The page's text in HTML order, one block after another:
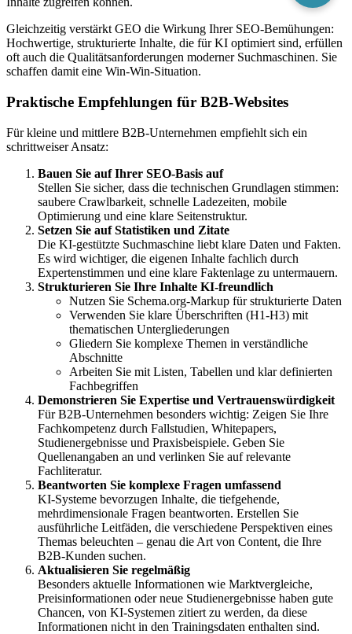
Gleichzeitig verstärkt GEO die Wirkung Ihrer SEO-Bemühungen:
Hochwertige, strukturierte Inhalte, die für KI optimiert sind, erfüllen
oft auch die Qualitätsanforderungen moderner Suchmaschinen. Sie
schaffen damit eine Win-Win-Situation.
Praktische Empfehlungen für B2B-Websites
Für kleine und mittlere B2B-Unternehmen empfiehlt sich ein
schrittweiser Ansatz:
Bauen Sie auf Ihrer SEO-Basis auf
Stellen Sie sicher, dass die technischen Grundlagen stimmen:
saubere Crawlbarkeit, schnelle Ladezeiten, mobile
Optimierung und eine klare Seitenstruktur.
Setzen Sie auf Statistiken und Zitate
Die KI-gestützte Suchmaschine liebt klare Daten und Fakten.
Es wird wichtiger, die eigenen Inhalte fachlich durch
Expertenstimmen und eine klare Faktenlage zu untermauern.
Strukturieren Sie Ihre Inhalte KI-freundlich
Nutzen Sie Schema.org-Markup für strukturierte Daten
Verwenden Sie klare Überschriften (H1-H3) mit
thematischen Untergliederungen
Gliedern Sie komplexe Themen in verständliche
Abschnitte
Arbeiten Sie mit Listen, Tabellen und klar definierten
Fachbegriffen
Demonstrieren Sie Expertise und Vertrauenswürdigkeit
Für B2B-Unternehmen besonders wichtig: Zeigen Sie Ihre
Fachkompetenz durch Fallstudien, Whitepapers,
Studienergebnisse und Praxisbeispiele. Geben Sie
Quellenangaben an und verlinken Sie auf relevante
Fachliteratur.
Beantworten Sie komplexe Fragen umfassend
KI-Systeme bevorzugen Inhalte, die tiefgehende,
mehrdimensionale Fragen beantworten. Erstellen Sie
ausführliche Leitfäden, die verschiedene Perspektiven eines
Themas beleuchten – genau die Art von Content, die Ihre
B2B-Kunden suchen.
Aktualisieren Sie regelmäßig
Besonders aktuelle Informationen wie Marktvergleiche,
Preisinformationen oder neue Studienergebnisse haben gute
Chancen, von KI-Systemen zitiert zu werden, da diese
Informationen nicht in den Trainingsdaten enthalten sind.